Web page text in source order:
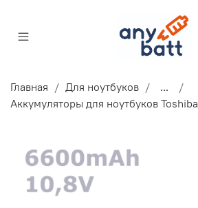
Главная Для ноутбуков
...
Аккумуляторы для ноутбуков Toshiba